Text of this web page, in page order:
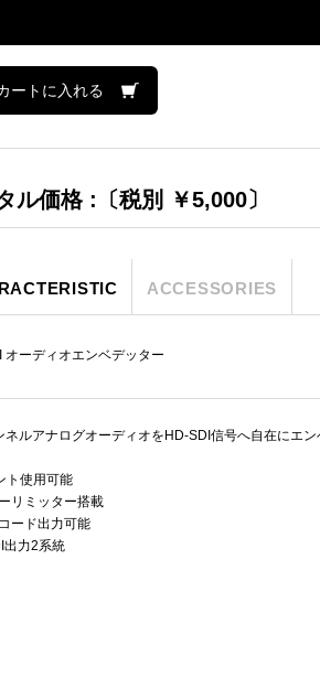
ートに入れる
ル価格 :〔税別 ￥5,000〕
ACCESSORIES
オーディオエンベデッター
ネルアナログオーディオをHD-SDI信号へ自在にエ
ト使用可能
リミッター搭載
ード出力可能
出力2系統